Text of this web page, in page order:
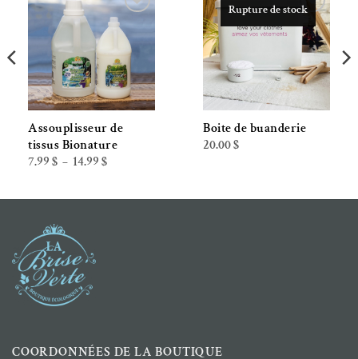
Ajouter à la liste de souhaits
Assouplisseur de
tissus Bionature
7.99 $ – 14.99 $Plage
à
Ajouter à la liste de souhaits
Rupture de stock
Boite de buanderie
20.00$
COORDONNÉES DE LA BOUTIQUE